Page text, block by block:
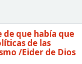
de que había que
de las
/Eider de Dios